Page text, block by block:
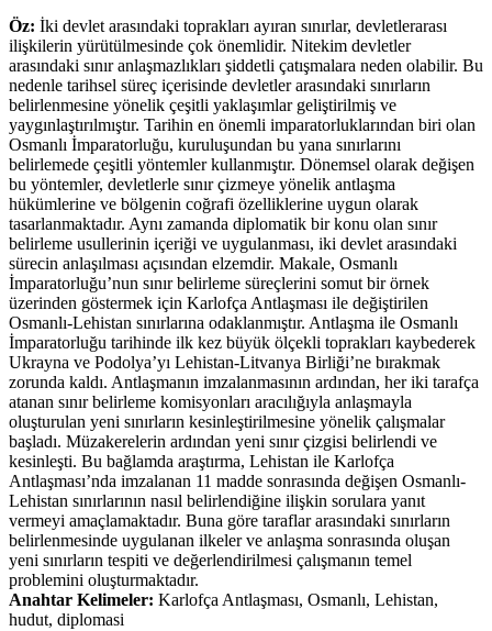
Öz: İki devlet arasındaki toprakları ayıran sınırlar, devletlerarası
ilişkilerin yürütülmesinde çok önemlidir. Nitekim devletler
arasındaki sınır anlaşmazlıkları şiddetli çatışmalara neden olabilir. Bu
nedenle tarihsel süreç içerisinde devletler arasındaki sınırların
belirlenmesine yönelik çeşitli yaklaşımlar geliştirilmiş ve
yaygınlaştırılmıştır. Tarihin en önemli imparatorluklarından biri olan
Osmanlı İmparatorluğu, kuruluşundan bu yana sınırlarını
belirlemede çeşitli yöntemler kullanmıştır. Dönemsel olarak değişen
bu yöntemler, devletlerle sınır çizmeye yönelik antlaşma
hükümlerine ve bölgenin coğrafi özelliklerine uygun olarak
tasarlanmaktadır. Aynı zamanda diplomatik bir konu olan sınır
belirleme usullerinin içeriği ve uygulanması, iki devlet arasındaki
sürecin anlaşılması açısından elzemdir. Makale, Osmanlı
İmparatorluğu’nun sınır belirleme süreçlerini somut bir örnek
üzerinden göstermek için Karlofça Antlaşması ile değiştirilen
Osmanlı-Lehistan sınırlarına odaklanmıştır. Antlaşma ile Osmanlı
İmparatorluğu tarihinde ilk kez büyük ölçekli toprakları kaybederek
Ukrayna ve Podolya’yı Lehistan-Litvanya Birliği’ne bırakmak
zorunda kaldı. Antlaşmanın imzalanmasının ardından, her iki tarafça
atanan sınır belirleme komisyonları aracılığıyla anlaşmayla
oluşturulan yeni sınırların kesinleştirilmesine yönelik çalışmalar
başladı. Müzakerelerin ardından yeni sınır çizgisi belirlendi ve
kesinleşti. Bu bağlamda araştırma, Lehistan ile Karlofça
Antlaşması’nda imzalanan 11 madde sonrasında değişen Osmanlı-
Lehistan sınırlarının nasıl belirlendiğine ilişkin sorulara yanıt
vermeyi amaçlamaktadır. Buna göre taraflar arasındaki sınırların
belirlenmesinde uygulanan ilkeler ve anlaşma sonrasında oluşan
yeni sınırların tespiti ve değerlendirilmesi çalışmanın temel
problemini oluşturmaktadır.
Anahtar Kelimeler: Karlofça Antlaşması, Osmanlı, Lehistan,
hudut, diplomasi